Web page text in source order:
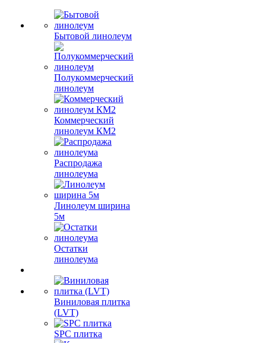
Бытовой линолеум
Полукоммерческий
линолеум
Коммерческий
линолеум КМ2
Распродажа
линолеума
Линолеум ширина
5м
Остатки
линолеума
Виниловая плитка
(LVT)
SPC плитка